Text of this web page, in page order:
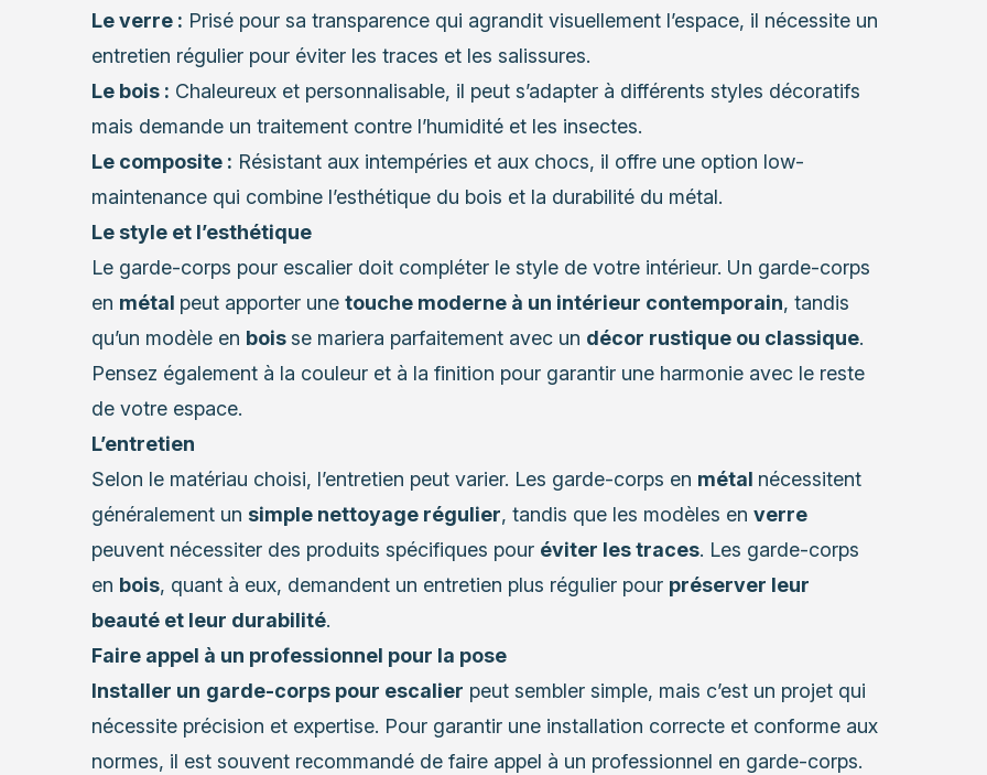
Le verre : Prisé pour sa transparence qui agrandit visuellement l’espace, il nécessite un
entretien régulier pour éviter les traces et les salissures.
Le bois : Chaleureux et personnalisable, il peut s’adapter à différents styles décoratifs
mais demande un traitement contre l’humidité et les insectes.
Le composite : Résistant aux intempéries et aux chocs, il offre une option low-
maintenance qui combine l’esthétique du bois et la durabilité du métal.
Le style et l’esthétique
Le garde-corps pour escalier doit compléter le style de votre intérieur. Un garde-corps
en métal peut apporter une touche moderne à un intérieur contemporain, tandis
qu’un modèle en boisse mariera parfaitement avec un décor rustique ou classique.
Pensez également à la couleur et à la finition pour garantir une harmonie avec le reste
de votre espace.
L’entretien
Selon le matériau choisi, l’entretien peut varier. Les garde-corps en métal nécessitent
généralement un simple nettoyage régulier, tandis que les modèles en verre
peuvent nécessiter des produits spécifiques pour éviter les traces. Les garde-corps
en bois, quant à eux, demandent un entretien plus régulier pour préserver leur
beauté et leur durabilité.
Faire appel à un professionnel pour la pose
Installer un garde-corps pour escalier peut sembler simple, mais c’est un projet qui
nécessite précision et expertise. Pour garantir une installation correcte et conforme aux
normes, il est souvent recommandé de faire appel à un professionnel en garde-corps.